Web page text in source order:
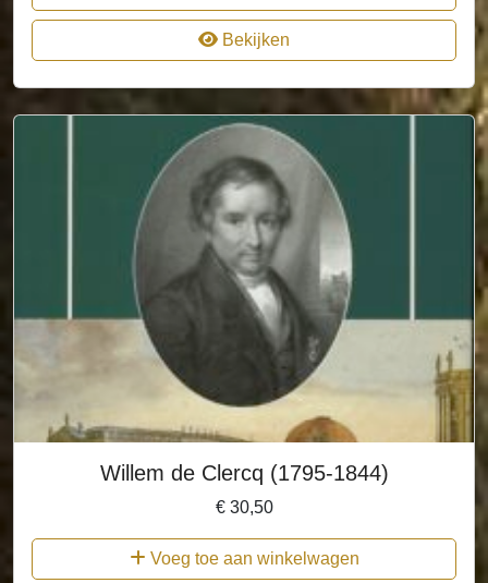
Bekijken
Willem de Clercq (1795-1844)
€30,50
Voeg toe aan winkelwagen